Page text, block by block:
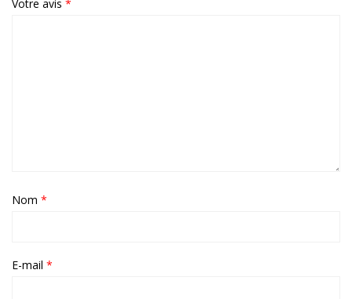
Votre avis *
Nom *
E-mail *